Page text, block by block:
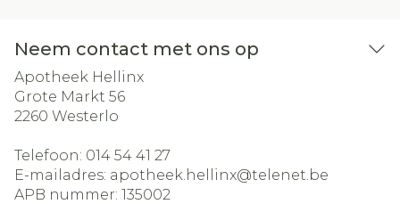
Neem contact met ons op
Apotheek Hellinx
Grote Markt 56
2260 Westerlo
Telefoon: 014 54 41 27
E-mailadres: apotheek.hellinx@telenet.be
APB nummer: 135002